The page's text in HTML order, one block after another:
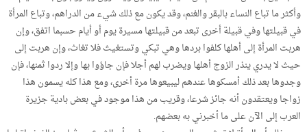
وأكثر ما تباع النساء بالبقر والغنم، وقد يكون مع ذلك شيء من الدراهم، وتباع المرأة
في قبيلتها وفي قبيلة أخرى تبعد من قبيلتها مسيرة يوم أو أيام حسبما اتفق، وإن
هربت المرأة إلى أهلها كلفوا بردها وهي تبكي وتستغيث فلا تغاث، وإن هربت إلى
حيث لا يدري ينذر الزوج أهلها ويضرب لهم أجلا فإن جاؤوا بها وإلا ردوا ثمنها، فإن
وجدوها بعد ذلك أمسكوها عندهم ليبيعوها مرة أخرى، ومع هذا كله يسمون هذا
زواجا ويعتقدون أنه جائز شرعا، وقريب من هذا موجود في بعض بادية جزيرة
العرب إلى الآن على ما أخبرني به بعضهم.